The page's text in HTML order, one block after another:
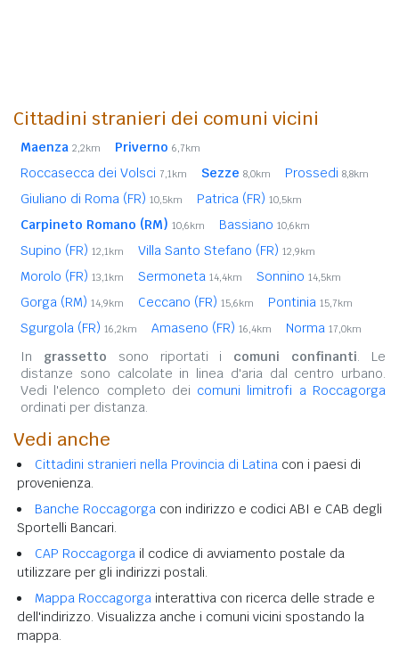
Cittadini stranieri dei comuni vicini
Maenza 2,2km Priverno 6,7km
Roccasecca dei Volsci 7,1km Sezze 8,0km Prossedi 8,8km
Giuliano di Roma (FR) 10,5km Patrica (FR) 10,5km
Carpineto Romano (RM) 10,6km Bassiano 10,6km
Supino (FR) 12,1km Villa Santo Stefano (FR) 12,9km
Morolo (FR) 13,1km Sermoneta 14,4km Sonnino 14,5km
Gorga (RM) 14,9km Ceccano (FR) 15,6km Pontinia 15,7km
Sgurgola (FR) 16,2km Amaseno (FR) 16,4km Norma 17,0km
In grassetto sono riportati i comuni confinanti. Le
distanze sono calcolate in linea d'aria dal centro urbano.
Vedi l'elenco completo dei comuni limitrofi a Roccagorga
ordinati per distanza.
Vedi anche
Cittadini stranieri nella Provincia di Latina con i paesi di
provenienza.
Banche Roccagorga con indirizzo e codici ABI e CAB degli
Sportelli Bancari.
CAP Roccagorga il codice di avviamento postale da
utilizzare per gli indirizzi postali.
Mappa Roccagorga interattiva con ricerca delle strade e
dell'indirizzo. Visualizza anche i comuni vicini spostando la
mappa.